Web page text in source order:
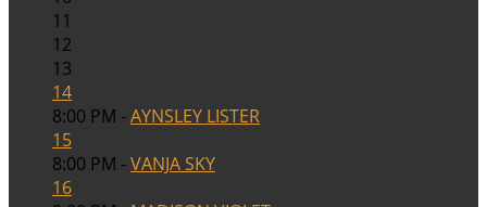
11
12
13
14
8:00 PM -AYNSLEY LISTER
15
8:00 PM -VANJA SKY
16